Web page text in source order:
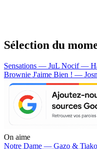
Sélection du
Sensations — JuL Nocif —
Brownie J'aime Bien ! —
On aime
Notre Dame — Gazo &